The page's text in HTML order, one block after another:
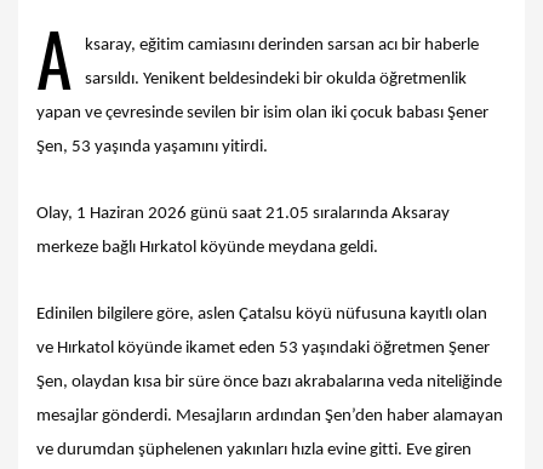
A
ksaray, eğitim camiasını derinden sarsan acı bir haberle
sarsıldı. Yenikent beldesindeki bir okulda öğretmenlik
yapan ve çevresinde sevilen bir isim olan iki çocuk babası Şener
Şen, 53 yaşında yaşamını yitirdi.
Olay, 1 Haziran 2026 günü saat 21.05 sıralarında Aksaray
merkeze bağlı Hırkatol köyünde meydana geldi.
Edinilen bilgilere göre, aslen Çatalsu köyü nüfusuna kayıtlı olan
ve Hırkatol köyünde ikamet eden 53 yaşındaki öğretmen Şener
Şen, olaydan kısa bir süre önce bazı akrabalarına veda niteliğinde
mesajlar gönderdi. Mesajların ardından Şen’den haber alamayan
ve durumdan şüphelenen yakınları hızla evine gitti. Eve giren